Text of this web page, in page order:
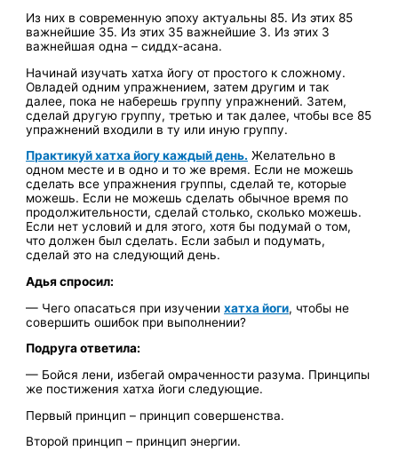
Из них в современную эпоху актуальны 85. Из этих 85
важнейшие 35. Из этих 35 важнейшие 3. Из этих 3
важнейшая одна – сиддх-асана.
Начинай изучать хатха йогу от простого к сложному.
Овладей одним упражнением, затем другим и так
далее, пока не наберешь группу упражнений. Затем,
сделай другую группу, третью и так далее, чтобы все 85
упражнений входили в ту или иную группу.
Практикуй хатха йогу каждый день. Желательно в
одном месте и в одно и то же время. Если не можешь
сделать все упражнения группы, сделай те, которые
можешь. Если не можешь сделать обычное время по
продолжительности, сделай столько, сколько можешь.
Если нет условий и для этого, хотя бы подумай о том,
что должен был сделать. Если забыл и подумать,
сделай это на следующий день.
Адья спросил:
— Чего опасаться при изучениихатха йоги, чтобы не
совершить ошибок при выполнении?
Подруга ответила:
— Бойся лени, избегай омраченности разума. Принципы
же постижения хатха йоги следующие.
Первый принцип – принцип совершенства.
Второй принцип – принцип энергии.